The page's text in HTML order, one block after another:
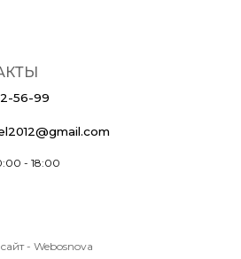
56-99
- 18:00
- Webosnova